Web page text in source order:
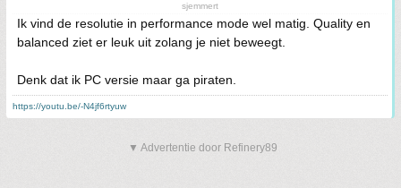
sjemmert
Ik vind de resolutie in performance mode wel matig. Quality en
balanced ziet er leuk uit zolang je niet beweegt.
Denk dat ik PC versie maar ga piraten.
https://youtu.be/-N4jf6rtyuw
▼ Advertentie door Refinery89